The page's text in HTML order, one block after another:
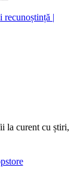
recunoștință |
la curent cu știri,